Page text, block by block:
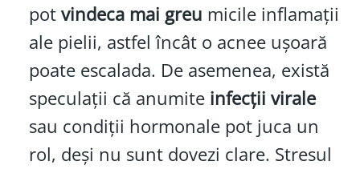
potvindeca mai greu micile inflamații
ale pielii, astfel încât o acnee ușoară
poate escalada. De asemenea, există
speculații că anumite infecții virale
sau condiții hormonale pot juca un
rol, deși nu sunt dovezi clare. Stresul